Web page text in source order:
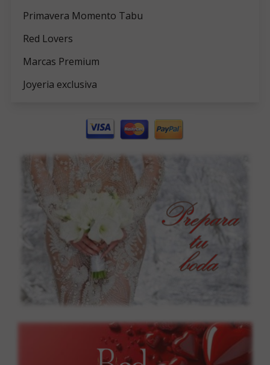
Primavera Momento Tabu
Red Lovers
Marcas Premium
Joyeria exclusiva